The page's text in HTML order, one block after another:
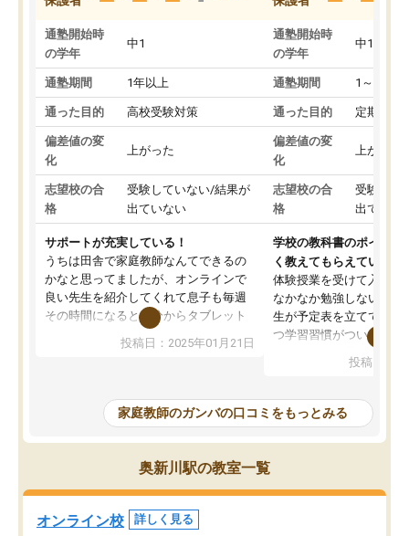
通塾開始時
の学年
中1
通塾期間 1年以上
通った目的 高校受験対策
偏差値の変
化
上がった
志望校の合
格
受験していない/結果が
出ていない
サポートが充実している！
うちは田舎で家庭教師なんてできるの
かなと思ってましたが、オンラインで
良い先生を紹介してくれて息子も毎週
その時間になると自分からタブレット
を開いてzoomを繋げるようになりまし
た！5科目なんでもOKなのもとても気
めて1年ほどだった今では平均点以上の
科目が増えてきました！あと1年受験ま
であるので無料の週末教室を使用しな
がら頑張って欲しいと思います！
投稿日：2025年01月21日
通塾開始時
の学年
中1
通塾期間 1～3ヵ月
通った目的 定期テス
偏差値の変
化
上がった
志望校の合
格
受験して
出ていな
学校の教科書のポイント
く教えてもらえている
体験授業を受けて入塾し
なかなか勉強しない息子
生が予定表を立ててくれ
つ学習習慣がついてきま
指導が無い日も予定表
問できるのでとても助か
投稿日：
家庭教師のガンバの口コミをもっとみる
奥新川駅の教室一覧
オンライン校 詳しく見る